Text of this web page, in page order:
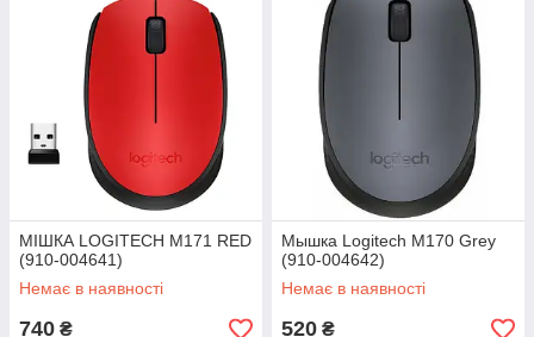
МІШКА LOGITECH M171 RED
(910-004641)
Немає в наявності
740 ₴
Мышка Logitech M170 Grey
(910-004642)
Немає в наявності
520 ₴